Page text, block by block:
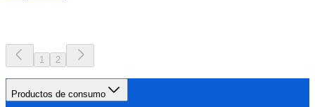
1 2
Productos de consumo